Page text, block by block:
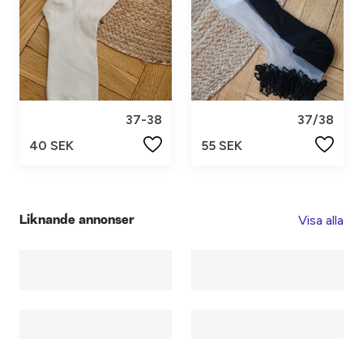
37-38
40 SEK
37/38
55 SEK
Liknande annonser Visa alla